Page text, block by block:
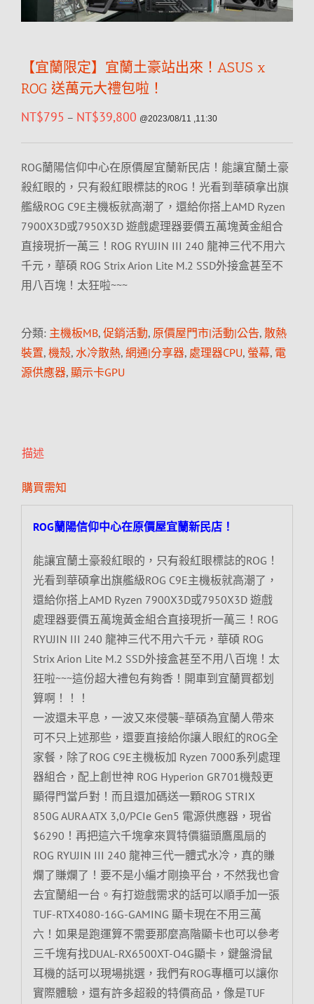
【宜蘭限定】宜蘭土豪站出來！ASUS x
ROG 送萬元大禮包啦！
NT$795 – NT$39,800 @2023/08/11 ,11:30
ROG蘭陽信仰中心在原價屋宜蘭新民店！能讓宜蘭土豪
殺紅眼的，只有殺紅眼標誌的ROG！光看到華碩拿出旗
艦級ROG C9E主機板就高潮了，還給你搭上AMD Ryzen
7900X3D或7950X3D 遊戲處理器要價五萬塊黃金組合
直接現折一萬三！ROG RYUJIN III 240 龍神三代不用六
千元，華碩 ROG Strix Arion Lite M.2 SSD外接盒甚至不
用八百塊！太狂啦~~~
分類: 主機板MB, 促銷活動, 原價屋門市|活動|公告, 散熱
裝置, 機殼, 水冷散熱, 網通|分享器, 處理器CPU, 螢幕, 電
源供應器, 顯示卡GPU
描述
購買需知
ROG蘭陽信仰中心在原價屋宜蘭新民店！
能讓宜蘭土豪殺紅眼的，只有殺紅眼標誌的ROG！
光看到華碩拿出旗艦級ROG C9E主機板就高潮了，
還給你搭上AMD Ryzen 7900X3D或7950X3D 遊戲
處理器要價五萬塊黃金組合直接現折一萬三！ROG
RYUJIN III 240 龍神三代不用六千元，華碩 ROG
Strix Arion Lite M.2 SSD外接盒甚至不用八百塊！太
狂啦~~~這份超大禮包有夠香！開車到宜蘭買都划
算啊！！！
一波還未平息，一波又來侵襲~華碩為宜蘭人帶來
可不只上述那些，還要直接給你讓人眼紅的ROG全
家餐，除了ROG C9E主機板加 Ryzen 7000系列處理
器組合，配上創世神 ROG Hyperion GR701機殼更
顯得門當戶對！而且還加碼送一顆ROG STRIX
850G AURA ATX 3,0/PCIe Gen5 電源供應器，現省
$6290！再把這六千塊拿來買特價貓頭鷹風扇的
ROG RYUJIN III 240 龍神三代一體式水冷，真的賺
爛了賺爛了！要不是小編才剛換平台，不然我也會
去宜蘭組一台。有打遊戲需求的話可以順手加一張
TUF-RTX4080-16G-GAMING 顯卡現在不用三萬
六！如果是跑運算不需要那麼高階顯卡也可以參考
三千塊有找DUAL-RX6500XT-O4G顯卡，鍵盤滑鼠
耳機的話可以現場挑選，我們有ROG專櫃可以讓你
實際體驗，還有許多超殺的特價商品，像是TUF